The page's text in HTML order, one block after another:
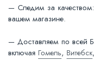
— Следим за
вашем магазине.
— Доставляем по всей
включая Гомель, Витебск,